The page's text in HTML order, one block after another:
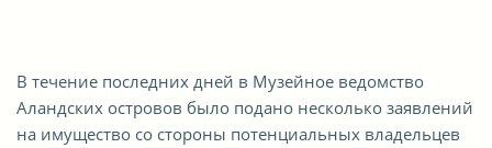
В течение последних дней в Музейное ведомство
Аландских островов было подано несколько заявлений
на имущество со стороны потенциальных владельцев